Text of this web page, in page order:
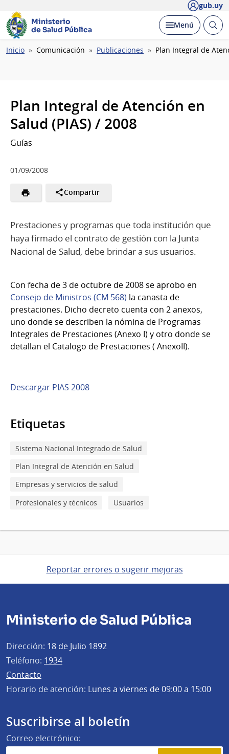
gub.uy
Ministerio
de Salud Pública
Desplegar
Menú Abrir
Ruta
Inicio Comunicación Publicaciones Plan Integral de
Plan Integral de Atención en
Salud (PIAS) / 2008
Guías
01/09/2008
Compartir
Prestaciones y programas que toda institución que
haya firmado el contrato de gestión con la Junta
Nacional de Salud, debe brindar a sus usuarios.
Con fecha de 3 de octubre de 2008 se aprobo en
Consejo de Ministros (CM 568) la canasta de
prestaciones. Dicho decreto cuenta con 2 anexos,
uno donde se describen la nómina de Programas
Integrales de Prestaciones (Anexo I) y otro donde se
detallan el Catalogo de Prestaciones ( AnexoII).
Descargar PIAS 2008
Etiquetas
Sistema Nacional Integrado de Salud
Plan Integral de Atención en Salud
Empresas y servicios de salud
Profesionales y técnicos
Usuarios
Reportar errores o sugerir mejoras
Ministerio de Salud Pública
Dirección: 18 de Julio 1892
Teléfono: 1934
Contacto
Horario de atención: Lunes a viernes de 09:00 a 15:00
Suscribirse al boletín
Correo electrónico: